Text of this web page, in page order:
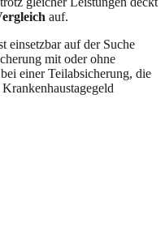
auf.
einsetzbar auf der Suche
mit oder ohne
einer Teilabsicherung, die